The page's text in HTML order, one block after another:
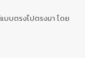
แบบตรงไปตรงมา โดย